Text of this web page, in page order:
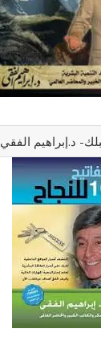
د.إبراهيم الفقي